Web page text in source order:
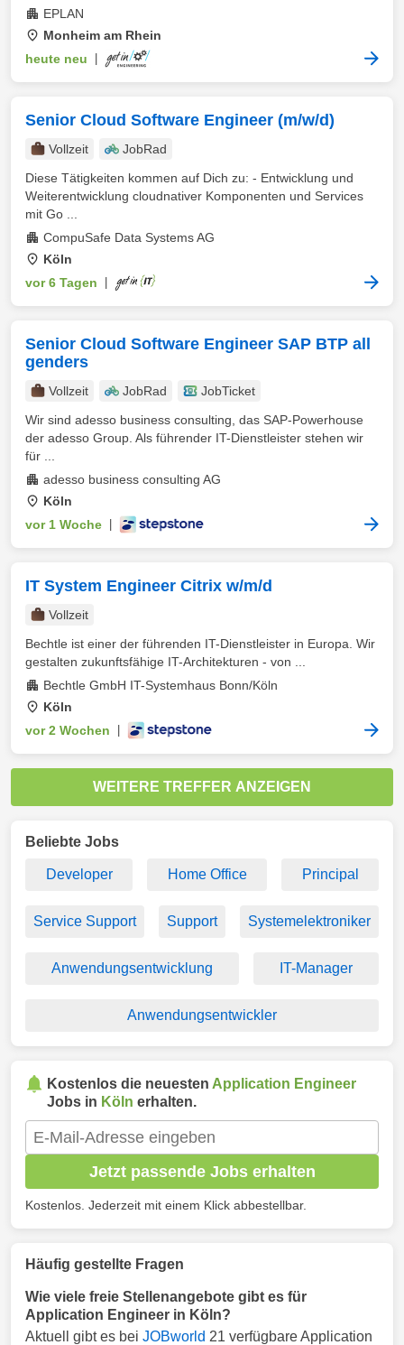
EPLAN
Monheim am Rhein
heute neu
Senior Cloud Software Engineer (m/w/d)
Vollzeit
JobRad
Diese Tätigkeiten kommen auf Dich zu: - Entwicklung und
Weiterentwicklung cloudnativer Komponenten und Services
mit Go ...
CompuSafe Data Systems AG
Köln
vor 6 Tagen
Senior Cloud Software Engineer SAP BTP all
genders
Vollzeit JobRad
JobTicket
Wir sind adesso business consulting, das SAP-Powerhouse
der adesso Group. Als führender IT-Dienstleister stehen wir
für ...
adesso business consulting AG
Köln
vor 1 Woche
IT System Engineer Citrix w/m/d
Vollzeit
Bechtle ist einer der führenden IT-Dienstleister in Europa. Wir
gestalten zukunftsfähige IT-Architekturen - von ...
Bechtle GmbH IT-Systemhaus Bonn/Köln
Köln
vor 2 Wochen
WEITERE TREFFER ANZEIGEN
Beliebte Jobs
Developer Home Office Principal
Service Support Support Systemelektroniker
Anwendungsentwicklung IT-Manager
Anwendungsentwickler
Kostenlos die neuesten Application Engineer
Jobs in Köln erhalten.
Jetzt passende Jobs erhalten
Kostenlos. Jederzeit mit einem Klick abbestellbar.
Häufig gestellte Fragen
Wie viele freie Stellenangebote gibt es für
Application Engineer in Köln?
Aktuell gibt es bei JOBworld 21 verfügbare Application